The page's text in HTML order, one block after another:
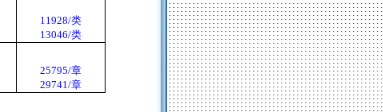
11928/类
13046/类
25795/章
29741/章